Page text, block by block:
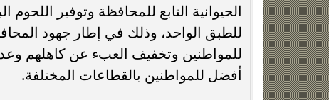
للطبق الواحد، وذلك في إطار جهود
للمواطنين وتخفيف العبء عن كاهلهم
أفضل للمواطنين بالقطاعات المختلفة.